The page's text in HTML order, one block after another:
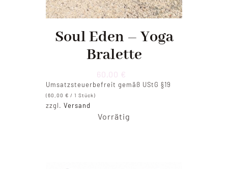
Soul Eden – Yoga
Bralette
60,00 €
Umsatzsteuerbefreit gemäß UStG §19
(60,00€ / 1 Stück)
zzgl.Versand
Vorrätig